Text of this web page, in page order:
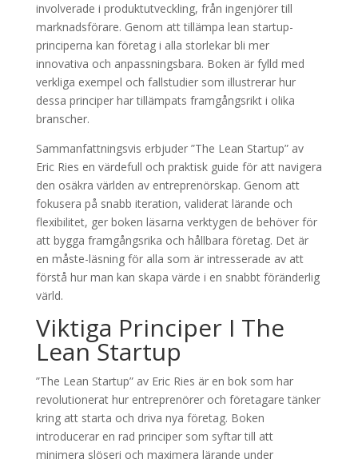
involverade i produktutveckling, från ingenjörer till
marknadsförare. Genom att tillämpa lean startup-
principerna kan företag i alla storlekar bli mer
innovativa och anpassningsbara. Boken är fylld med
verkliga exempel och fallstudier som illustrerar hur
dessa principer har tillämpats framgångsrikt i olika
branscher.
Sammanfattningsvis erbjuder ”The Lean Startup” av
Eric Ries en värdefull och praktisk guide för att navigera
den osäkra världen av entreprenörskap. Genom att
fokusera på snabb iteration, validerat lärande och
flexibilitet, ger boken läsarna verktygen de behöver för
att bygga framgångsrika och hållbara företag. Det är
en måste-läsning för alla som är intresserade av att
förstå hur man kan skapa värde i en snabbt föränderlig
värld.
Viktiga Principer I The
Lean Startup
”The Lean Startup” av Eric Ries är en bok som har
revolutionerat hur entreprenörer och företagare tänker
kring att starta och driva nya företag. Boken
introducerar en rad principer som syftar till att
minimera slöseri och maximera lärande under